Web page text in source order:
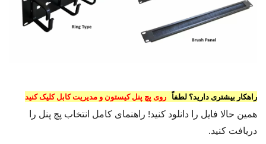
راهکار بیشتری دارید؟ لطفاً روی پچ پنل کیستون و مدیریت کابل کلیک کنید
همین حالا فایل را دانلود کنید! راهنمای کامل انتخاب پچ پنل را
دریافت کنید.